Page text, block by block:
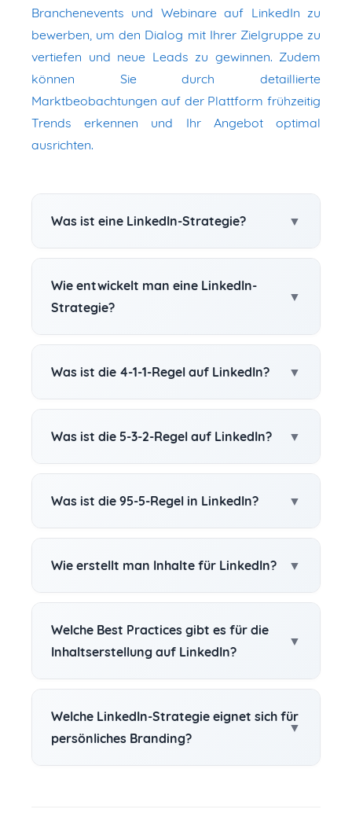
Branchenevents und Webinare auf LinkedIn zu
bewerben, um den Dialog mit Ihrer Zielgruppe zu
vertiefen und neue Leads zu gewinnen. Zudem
können Sie durch detaillierte
Marktbeobachtungen auf der Plattform frühzeitig
Trends erkennen und Ihr Angebot optimal
ausrichten.
Was ist eine LinkedIn-Strategie?
Wie entwickelt man eine LinkedIn-
Strategie?
Was ist die 4-1-1-Regel auf LinkedIn?
Was ist die 5-3-2-Regel auf LinkedIn?
Was ist die 95-5-Regel in LinkedIn?
Wie erstellt man Inhalte für LinkedIn?
Welche Best Practices gibt es für die
Inhaltserstellung auf LinkedIn?
Welche LinkedIn-Strategie eignet sich für
persönliches Branding?